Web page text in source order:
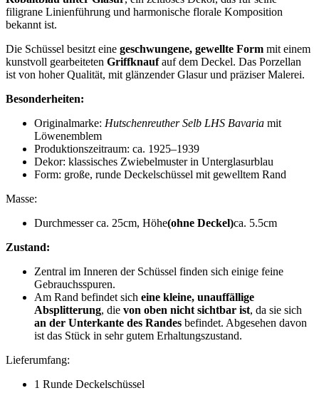
filigrane Linienführung und harmonische florale Komposition
bekannt ist.
Die Schüssel besitzt eine geschwungene, gewellte Form mit einem
kunstvoll gearbeiteten Griffknaufauf dem Deckel. Das Porzellan
ist von hoher Qualität, mit glänzender Glasur und präziser Malerei.
Besonderheiten:
Originalmarke: Hutschenreuther Selb LHS Bavaria mit
Löwenemblem
Produktionszeitraum: ca. 1925–1939
Dekor: klassisches Zwiebelmuster in Unterglasurblau
Form: große, runde Deckelschüssel mit gewelltem Rand
Masse:
Durchmesser ca. 25cm, Höhe(ohne Deckel)ca. 5.5cm
Zustand:
Zentral im Inneren der Schüssel finden sich einige feine
Gebrauchsspuren.
Am Rand befindet sich eine kleine, unauffällige
Absplitterung, die von oben nicht sichtbar ist, da sie sich
an der Unterkante des Randes befindet. Abgesehen davon
ist das Stück in sehr gutem Erhaltungszustand.
Lieferumfang:
1 Runde Deckelschüssel